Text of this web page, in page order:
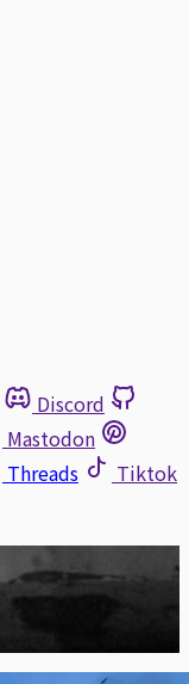
Discord
Mastodon
Threads
Tiktok